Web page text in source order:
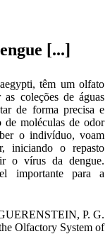
[...]
têm um olfato
coleções de águas
de forma precisa e
de moléculas de odor
o indivíduo, voam
iniciando o repasto
o vírus da dengue.
importante para a
P. G.
Olfactory System of